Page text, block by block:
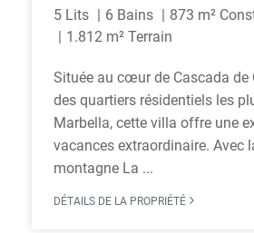
5 Lits 6 Bains
873 m²
1.812 m² Terrain
Située au cœur de Cascada de
des quartiers résidentiels les
Marbella, cette villa offre une
vacances extraordinaire. Avec
montagne La ...
DÉTAILS DE LA PROPRIÉTÉ